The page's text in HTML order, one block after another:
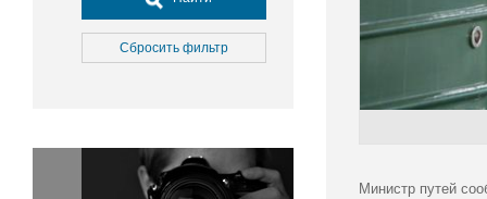
Культура
Медицина
Окружающая среда
Политика
Сбросить фильтр
Министр путей